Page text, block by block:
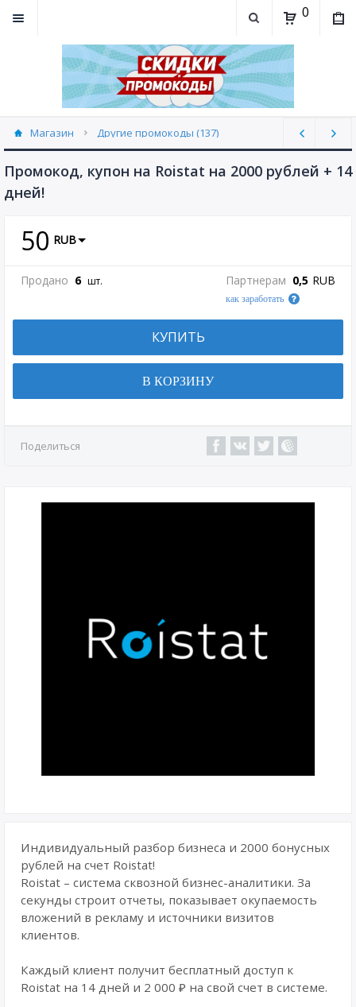
0
Магазин Другие промокоды (137)
Промокод, купон на Roistat на 2000 рублей + 14
дней!
50 RUB
Продано 6 шт. Партнерам 0,5 RUB
как заработать
КУПИТЬ
В КОРЗИНУ
Поделиться
Индивидуальный разбор бизнеса и 2000 бонусных
рублей на счет Roistat!
Roistat – система сквозной бизнес-аналитики. За
секунды строит отчеты, показывает окупаемость
вложений в рекламу и источники визитов
клиентов.
Каждый клиент получит бесплатный доступ к
Roistat на 14 дней и 2 000 ₽ на свой счет в системе.